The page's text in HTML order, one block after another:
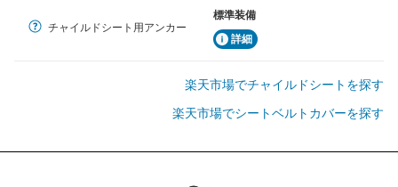
チャイルドシート用アンカー
標準装備
詳細
楽天市場でチャイルドシートを探す
楽天市場でシートベルトカバーを探す